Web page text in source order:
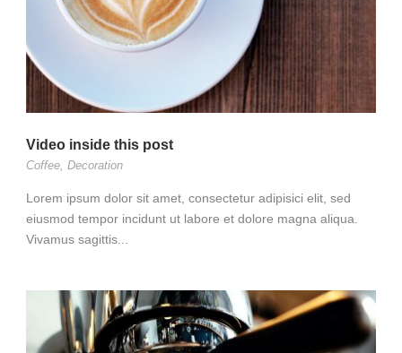
Video inside this post
Coffee Decoration
Lorem ipsum dolor sit amet, consectetur adipisici elit, sed
eiusmod tempor incidunt ut labore et dolore magna aliqua.
Vivamus sagittis...